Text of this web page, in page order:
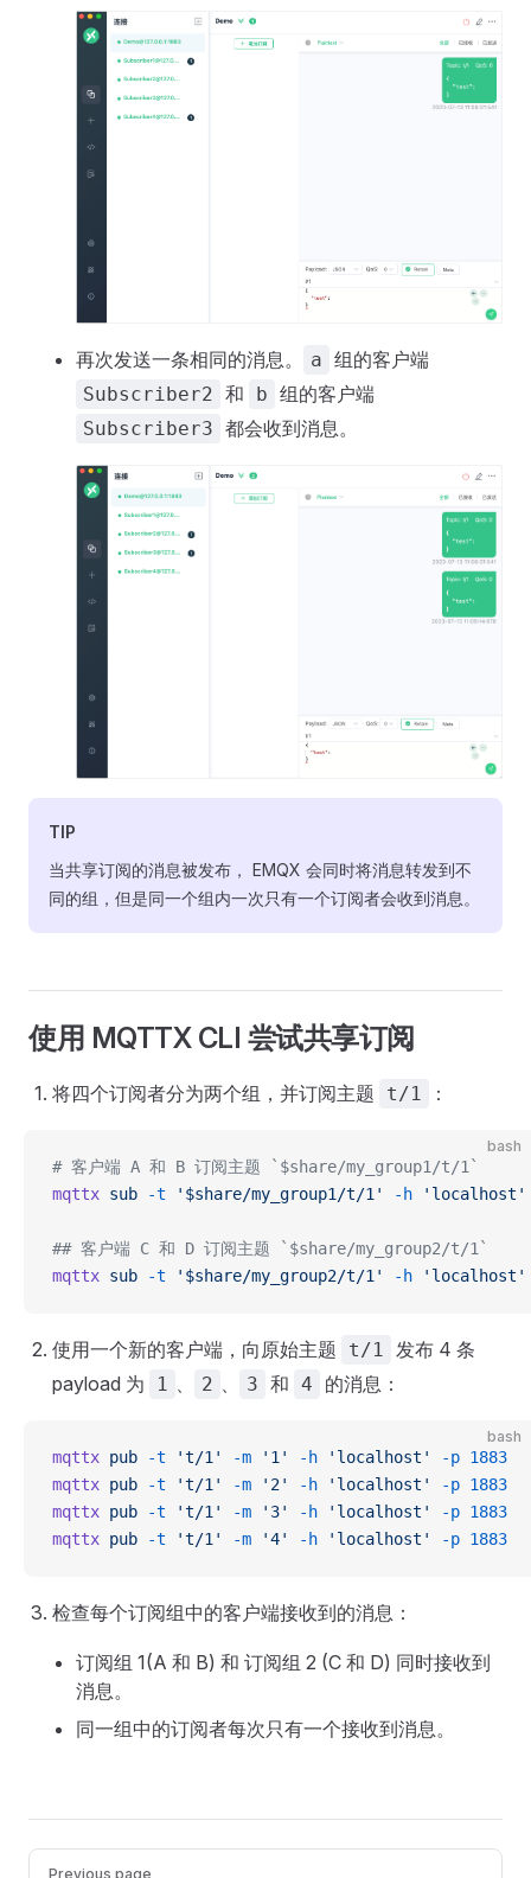
再次发送一条相同的消息。 a 组的客户端
Subscriber2 和 b 组的客户端
Subscriber3 都会收到消息。
TIP
当共享订阅的消息被发布， EMQX 会同时将消息转发到不
同的组，但是同一个组内一次只有一个订阅者会收到消息。
使用 MQTTX CLI 尝试共享订阅
将四个订阅者分为两个组，并订阅主题 t/1 ：
bash
# 客户端 A 和 B 订阅主题 `$share/my_group1/t/1`
mqttx sub -t '$share/my_group1/t/1' -h 'localhost'
## 客户端 C 和 D 订阅主题 `$share/my_group2/t/1`
mqttx sub -t '$share/my_group2/t/1' -h 'localhost'
使用一个新的客户端，向原始主题 t/1
发布 4 条
payload 为
1 2 3 和 4 的消息：
bash
mqttx pub -t 't/1' -m '1' -h 'localhost' -p 1883
mqttx pub -t 't/1' -m '2' -h 'localhost' -p 1883
mqttx pub -t 't/1' -m '3' -h 'localhost' -p 1883
mqttx pub -t 't/1' -m '4' -h 'localhost' -p 1883
检查每个订阅组中的客户端接收到的消息：
订阅组 1(A 和 B) 和 订阅组 2 (C 和 D) 同时接收到
消息。
同一组中的订阅者每次只有一个接收到消息。
PagerPrevious page